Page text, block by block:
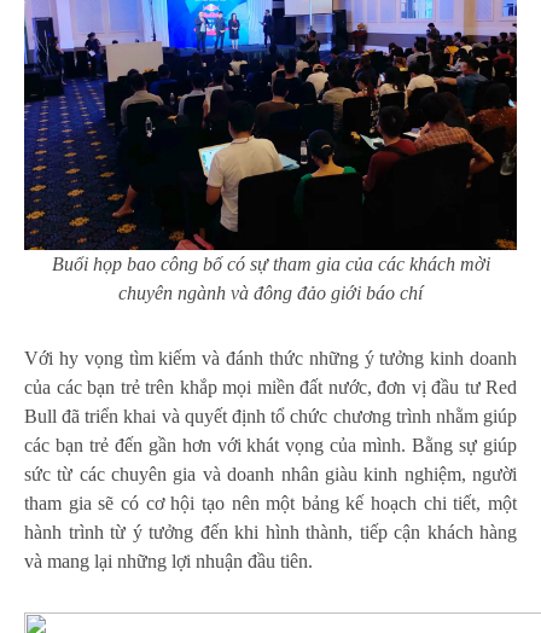
Buổi họp bao công bố có sự tham gia của các khách mời
chuyên ngành và đông đảo giới báo chí
Với hy vọng tìm kiếm và đánh thức những ý tưởng kinh doanh
của các bạn trẻ trên khắp mọi miền đất nước, đơn vị đầu tư Red
Bull đã triển khai và quyết định tổ chức chương trình nhằm giúp
các bạn trẻ đến gần hơn với khát vọng của mình. Bằng sự giúp
sức từ các chuyên gia và doanh nhân giàu kinh nghiệm, người
tham gia sẽ có cơ hội tạo nên một bảng kế hoạch chi tiết, một
hành trình từ ý tưởng đến khi hình thành, tiếp cận khách hàng
và mang lại những lợi nhuận đầu tiên.